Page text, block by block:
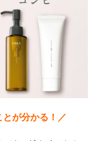
が分かる！／